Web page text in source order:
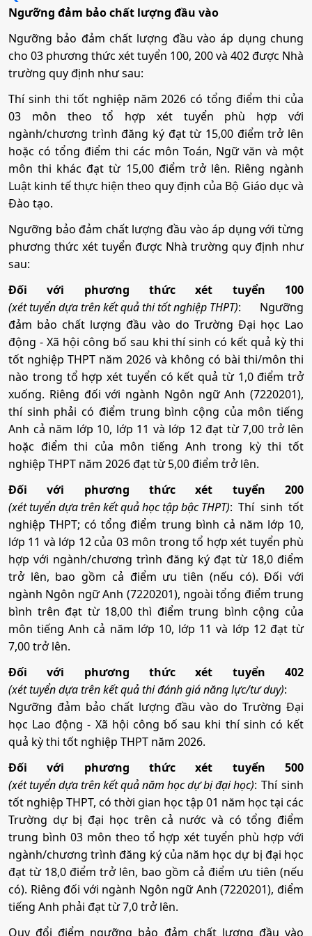
Mã ngành: 7760101B
Tổ hợp:C00; D01; D14; X70
Quản trị dịch vụ du lịch và lữ hành
Mã ngành:7810103A
Tổ hợp:A01; D01; X17; X25
Quản trị khách sạn
Mã ngành:7810103B
Tổ hợp:A01; D01; X17; X25
Tổ hợp:A01; D01; D07; X25
Luật kinh tế
Mã ngành:7380107
Tổ hợp:A01; D01; X01; X25
Công nghệ thông tin
Mã ngành:
Tổ hợp: A01; D01; X06; X25
Công tác xã hội
Mã ngành:7760101A
Tổ hợp: C00; D01; D14; X70
Dịch vụ chăm sóc xã hội với người cao tuổi
Mã ngành:7760101B
Tổ hợp:C00; D01; D14; X70
Quản trị dịch vụ du lịch và lữ hành
Mã ngành:7810103A
Tổ hợp:A01; D01; X17; X25
Quản trị khách sạn
Mã ngành:
Tổ hợp: A01; D01; X17; X25
Tổ hợp:Q00
Quản trị nhân lực
Tổ hợp:
Q00
Quản trị nhân lực số
Mã ngành:
Tổ hợp:Q00
Quản trị nhân lực và văn phòng
Mã ngành:7340404C
Tổ hợp: Q00
Hệ thống thông tin quản lý
Mã ngành:7340405
Tổ hợp:Q00
Luật kinh tế
Mã ngành: 7380107
Tổ hợp:Q00
Công nghệ thông tin
Mã ngành:7480201
Tổ hợp:
Công tác xã hội
Mã ngành:7760101A
Tổ hợp:
Dịch vụ chăm sóc xã hội với người cao tuổi
Mã ngành:7760101B
Tổ hợp: Q00
Quản trị dịch vụ du lịch và lữ hành
Kế toán
Mã ngành:7340301A
Tổ hợp:K00
Phân tích dữ liệu trong kế toán
Mã ngành: 7340301B
Tổ hợp:K00
Kế toán quản trị định hướng chứng chỉ quốc tế
CMA
Mã ngành:
7340301C
Tổ hợp:
K00
Kiểm toán
Mã ngành: 7340302
Tổ hợp:K00
Quản trị nhân lực
Mã ngành:7340404A
Tổ hợp:K00
Quản trị nhân lực số
Mã ngành: 7340404B
Tổ hợp:K00
Quản trị nhân lực và văn phòng
Mã ngành: 7340404C
Hệ thống thông tin quản lý
Mã ngành: 7340405
Tổ hợp:K00
Luật kinh tế
Bảo hiểm - Tài chính
Mã ngành:7340207
Kế toán
Mã ngành:7340301A
Phân tích dữ liệu trong kế toán
Mã ngành:7340301B
Kế toán quản trị định hướng chứng chỉ quốc tế
CMA
Mã ngành:7340301C
Kiểm toán
Mã ngành:7340302
Quản trị nhân lực
Mã ngành: 7340404A
Quản trị nhân lực số
Mã ngành:7340404B
Quản trị nhân lực và văn phòng
Hệ thống thông tin quản lý
Mã ngành:7340405
Luật kinh tế
Mã ngành: 7380107
Công nghệ thông tin
Mã ngành:7480201
•Mã ngành:7340302
Chỉ tiêu: 70
• Phương thức xét tuyển:
Ưu TiênĐT THPT Học Bạ ĐGTD
ĐGNL HN
• Tổ hợp:A01; D01; X05; X25; K00; Q00
4. Hệ thống thông tin quản lý
•Chỉ tiêu:60
• Phương thức xét tuyển:
BK
ĐGNL HN
• Tổ hợp:A01; D01; D07; X25; K00; Q00
5. Luật kinh tế
•Mã ngành:7380107
•Chỉ tiêu: 100
• Phương thức xét tuyển:Ưu Tiên ĐT THPTHọc Bạ
ĐGTD
BKĐGNL HN
• Tổ hợp: A01; D01; X01; X25; K00; Q00
6. Công nghệ thông tin
• Mã ngành:7480201
•Chỉ tiêu: 120
• Phương thức xét tuyển:Ưu TiênĐT THPTHọc BạĐGTD
BK ĐGNL HN
• Tổ hợp: A01; D01; X06; X25; K00; Q00
7. Kinh tế lao động
•Chỉ tiêu:55
• Phương thức xét tuyển:Ưu Tiên ĐT THPT Học Bạ ĐGTD
BKĐGNL HN
• Tổ hợp:A01; D01; D09; X25; K00; Q00
8. Kinh tế số
Ngưỡng đảm bảo chất lượng đầu vào
Ngưỡng bảo đảm chất lượng đầu vào áp dụng chung
cho 03 phương thức xét tuyển 100, 200 và 402 được Nhà
trường quy định như sau:
Thí sinh thi tốt nghiệp năm 2026 có tổng điểm thi của
03 môn theo tổ hợp xét tuyển phù hợp với
ngành/chương trình đăng ký đạt từ 15,00 điểm trở lên
hoặc có tổng điểm thi các môn Toán, Ngữ văn và một
môn thi khác đạt từ 15,00 điểm trở lên. Riêng ngành
Luật kinh tế thực hiện theo quy định của Bộ Giáo dục và
Đào tạo.
Ngưỡng bảo đảm chất lượng đầu vào áp dụng với từng
phương thức xét tuyển được Nhà trường quy định như
sau:
Đối với phương thức xét tuyển 100
(xét tuyển dựa trên kết quả thi tốt nghiệp THPT): Ngưỡng
đảm bảo chất lượng đầu vào do Trường Đại học Lao
động - Xã hội công bố sau khi thí sinh có kết quả kỳ thi
tốt nghiệp THPT năm 2026 và không có bài thi/môn thi
nào trong tổ hợp xét tuyển có kết quả từ 1,0 điểm trở
xuống. Riêng đối với ngành Ngôn ngữ Anh (7220201),
thí sinh phải có điểm trung bình cộng của môn tiếng
Anh cả năm lớp 10, lớp 11 và lớp 12 đạt từ 7,00 trở lên
hoặc điểm thi của môn tiếng Anh trong kỳ thi tốt
nghiệp THPT năm 2026 đạt từ 5,00 điểm trở lên.
Đối với phương thức xét tuyển 200
(xét tuyển dựa trên kết quả học tập bậc THPT): Thí sinh tốt
nghiệp THPT; có tổng điểm trung bình cả năm lớp 10,
lớp 11 và lớp 12 của 03 môn trong tổ hợp xét tuyển phù
hợp với ngành/chương trình đăng ký đạt từ 18,0 điểm
trở lên, bao gồm cả điểm ưu tiên (nếu có). Đối với
ngành Ngôn ngữ Anh (7220201), ngoài tổng điểm trung
bình trên đạt từ 18,00 thì điểm trung bình cộng của
môn tiếng Anh cả năm lớp 10, lớp 11 và lớp 12 đạt từ
7,00 trở lên.
Đối với phương thức xét tuyển 402
(xét tuyển dựa trên kết quả thi đánh giá năng lực/tư duy):
Ngưỡng đảm bảo chất lượng đầu vào do Trường Đại
học Lao động - Xã hội công bố sau khi thí sinh có kết
quả kỳ thi tốt nghiệp THPT năm 2026.
Đối với phương thức xét tuyển 500
(xét tuyển dựa trên kết quả năm học dự bị đại học): Thí sinh
tốt nghiệp THPT, có thời gian học tập 01 năm học tại các
Trường dự bị đại học trên cả nước và có tổng điểm
trung bình 03 môn theo tổ hợp xét tuyển phù hợp với
ngành/chương trình đăng ký của năm học dự bị đại học
đạt từ 18,0 điểm trở lên, bao gồm cả điểm ưu tiên (nếu
có). Riêng đối với ngành Ngôn ngữ Anh (7220201), điểm
tiếng Anh phải đạt từ 7,0 trở lên.
Quy đổi điểm ngưỡng bảo đảm chất lượng đầu vào